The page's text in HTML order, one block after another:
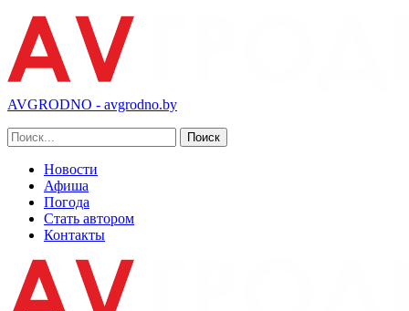
AVGRODNO - avgrodno.by
Новости
Афиша
Погода
Стать автором
Контакты